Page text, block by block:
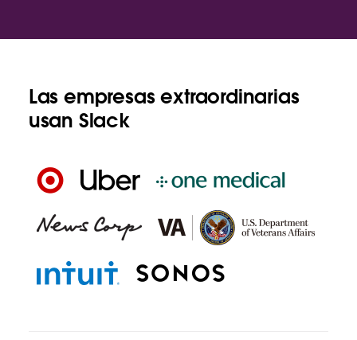
Las empresas extraordinarias
usan Slack